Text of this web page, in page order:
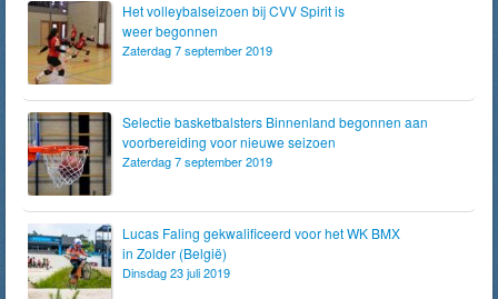
Het volleybalseizoen bij CVV Spirit is
weer begonnen
Zaterdag 7 september 2019
Selectie basketbalsters Binnenland begonnen aan
voorbereiding voor nieuwe seizoen
Zaterdag 7 september 2019
Lucas Faling gekwalificeerd voor het WK BMX
in Zolder (België)
Dinsdag 23 juli 2019